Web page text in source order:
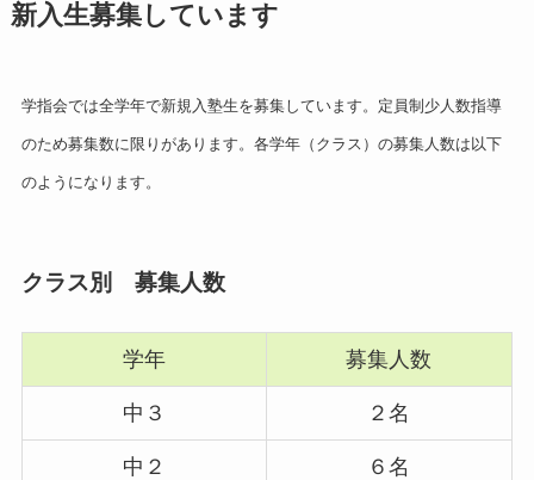
新入生募集しています
学指会では全学年で新規入塾生を募集しています。定員制少人数指導
のため募集数に限りがあります。各学年（クラス）の募集人数は以下
のようになります。
クラス別 募集人数
学年 募集人数
中３ ２名
中２ ６名